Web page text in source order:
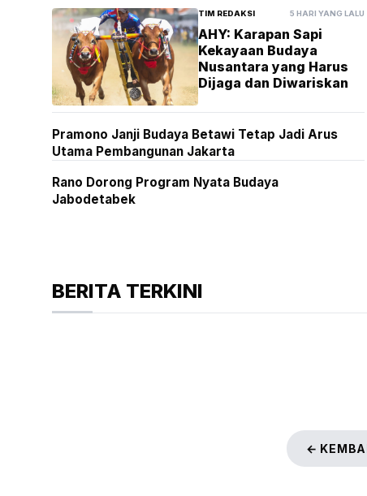
TIM REDAKSI 5 HARI YANG LALU
AHY: Karapan Sapi
Kekayaan Budaya
Nusantara yang Harus
Dijaga dan Diwariskan
Pramono Janji Budaya Betawi Tetap Jadi Arus
Utama Pembangunan Jakarta
Rano Dorong Program Nyata Budaya
Jabodetabek
BERITA TERKINI
←